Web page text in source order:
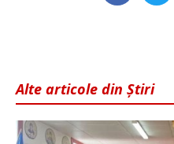
Alte articole din Știri